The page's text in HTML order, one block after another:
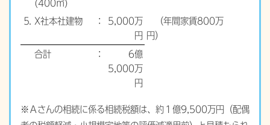
(400㎡)
⒌ X社本社建物 ：
5,000万
円
（年間家賃800万
円）
合計
：
6億
5,000万
円
※Ａさんの相続に係る相続税額は、約１億9,500万円（配偶